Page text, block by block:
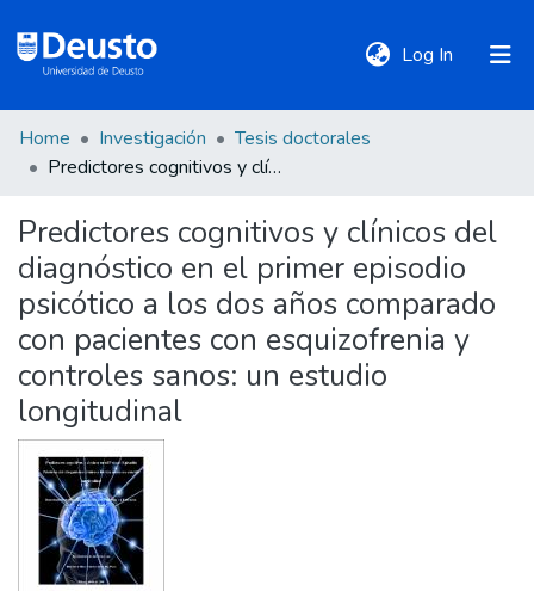
Log In (current)
DeustoTeka
Communities
&
Collections
All of DSpace
Statistics
Policies
Home Investigación
Tesis doctorales
Predictores cognitivos y clínicos del diagnóstico en el primer episodio psicótico a los dos años comparado con pacientes con esquizofrenia y controles sanos: un estudio longitudinal
Predictores cognitivos y clínicos del
diagnóstico en el primer episodio
psicótico a los dos años comparado
con pacientes con esquizofrenia y
controles sanos: un estudio
longitudinal